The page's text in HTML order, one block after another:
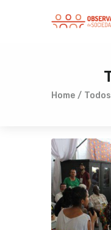
Home
Sobre
Contato